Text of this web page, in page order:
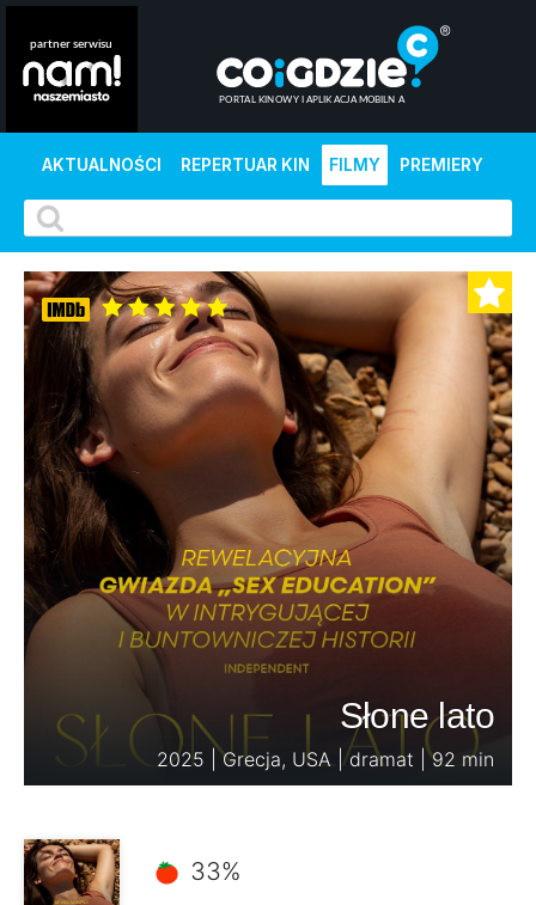
AKTUALNOŚCI REPERTUAR KIN FILMY PREMIERY
Słone lato
2025 | Grecja, USA | dramat | 92 min
33%